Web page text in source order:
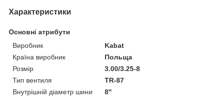
Характеристики
Основні атрибути
Виробник
Kabat
Країна виробник
Польща
Розмір
3.00/3.25-8
Тип вентиля
TR-87
Внутрішній діаметр шини
8"